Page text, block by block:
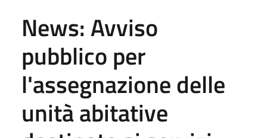
News: Avviso
pubblico per
l'assegnazione delle
unità abitative